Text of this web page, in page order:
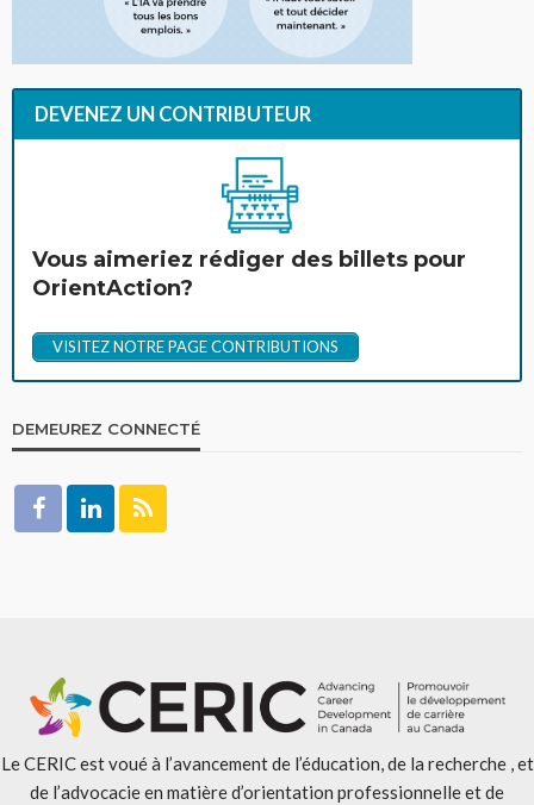
DEVENEZ UN CONTRIBUTEUR
Vous aimeriez rédiger des billets pour
OrientAction?
VISITEZ NOTRE PAGE CONTRIBUTIONS
DEMEUREZ CONNECTÉ
Le CERIC est voué à l’avancement de l’éducation, de la recherche , et
de l’advocacie en matière d’orientation professionnelle et de